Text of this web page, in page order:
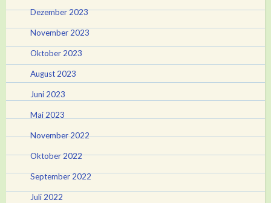
Dezember 2023
November 2023
Oktober 2023
August 2023
Juni 2023
Mai 2023
November 2022
Oktober 2022
September 2022
Juli 2022